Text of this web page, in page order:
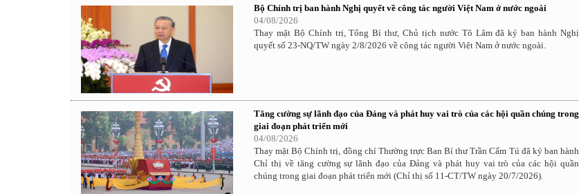
Bộ Chính trị ban hành Nghị quyết về công tác người Việt Nam ở nước ngoài
04/08/2026
Thay mặt Bộ Chính trị, Tổng Bí thư, Chủ tịch nước Tô Lâm đã ký ban hành Nghị
quyết số 23-NQ/TW ngày 2/8/2026 về công tác người Việt Nam ở nước ngoài.
Tăng cường sự lãnh đạo của Đảng và phát huy vai trò của các hội quần chúng trong
giai đoạn phát triển mới
04/08/2026
Thay mặt Bộ Chính trị, đồng chí Thường trực Ban Bí thư Trần Cẩm Tú đã ký ban hành
Chỉ thị về tăng cường sự lãnh đạo của Đảng và phát huy vai trò của các hội quần
chúng trong giai đoạn phát triển mới (Chỉ thị số 11-CT/TW ngày 20/7/2026).